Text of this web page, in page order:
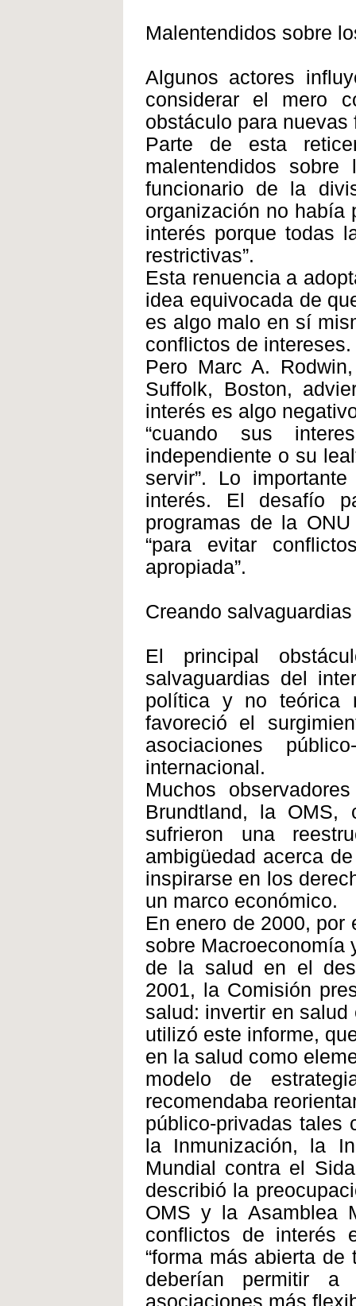
Malentendidos sobre
Algunos actores
considerar el mero
obstáculo para
Parte de esta
malentendidos
funcionario de la
organización no había
interés porque todas
restrictivas”.
Esta renuencia a
idea equivocada de
es algo malo en sí
conflictos de intereses.
Pero Marc A.
Suffolk, Boston,
interés es algo
“cuando sus
independiente o su
servir”. Lo
interés. El desafío
programas de la
“para evitar
apropiada”.
Creando
El principal
salvaguardias del
política y no teórica
favoreció el
asociaciones
internacional.
Muchos
Brundtland, la OMS,
sufrieron una
ambigüedad acerca
inspirarse en los
un marco económico.
En enero de 2000, por
sobre Macroeconomía
de la salud en el
2001, la Comisión
salud: invertir en salud
utilizó este informe,
en la salud como
modelo de
recomendaba
público-privadas tales
la Inmunización, la
Mundial contra el
describió la
OMS y la Asamblea
conflictos de interés
“forma más abierta
deberían permitir
asociaciones más